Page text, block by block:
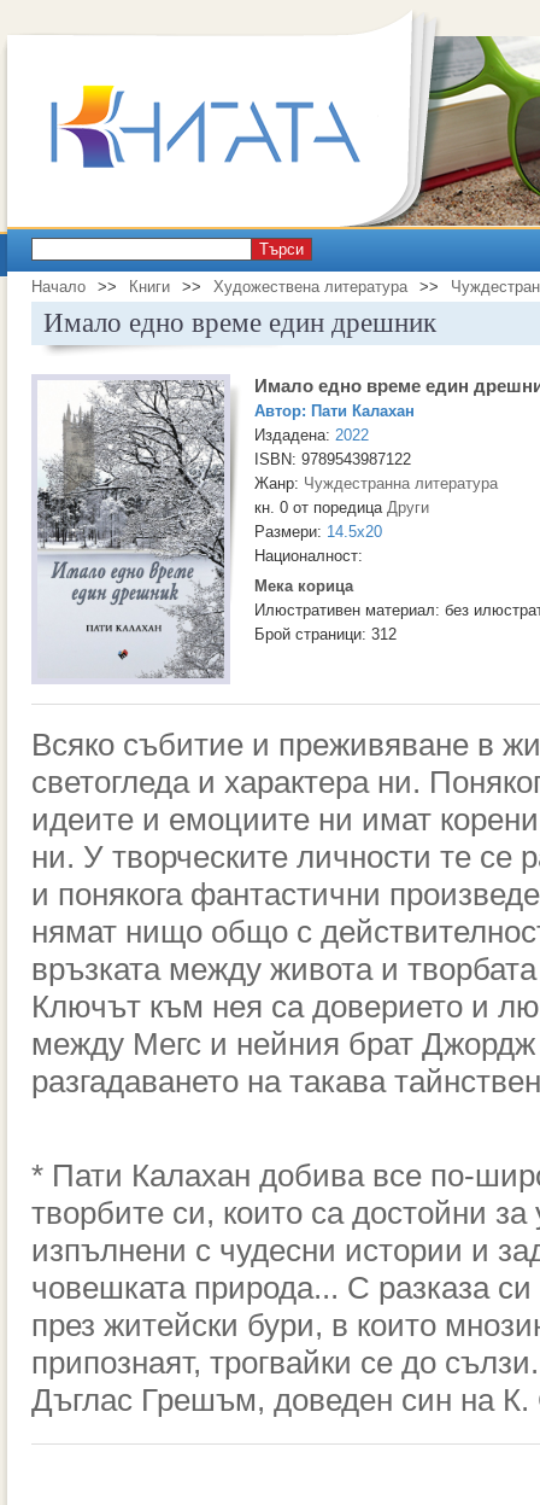
Търси
Начало >> Книги >> Художествена литература >>
Имало едно време един дрешник
Имало едно време един
Автор: Пати Калахан
Издадена: 2022
ISBN: 9789543987122
Жанр: Чуждестранна литература
кн. 0 от поредица Други
Размери: 14.5x20
Националност:
Мека корица
Илюстративен материал: без
Брой страници: 312
Всяко събитие и преживяване в
светогледа и характера ни.
идеите и емоциите ни имат
ни. У творческите личности те се
и понякога фантастични
нямат нищо общо с
връзката между живота и
Ключът към нея са доверието и
между Мегс и нейния брат Джордж
разгадаването на такава
* Пати Калахан добива все по-
творбите си, които са достойни
изпълнени с чудесни истории и
човешката природа... С разказа
през житейски бури, в които
припознаят, трогвайки се до сълзи.
Дъглас Грешъм, доведен син на